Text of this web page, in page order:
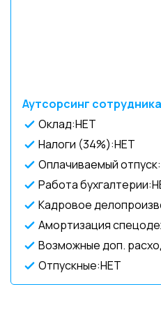
Аутсорсинг
Оклад:НЕТ
Налоги (34%):НЕТ
Оплачиваемый
Работа
Кадровое
Амортизация
Возможные доп.
Отпускные:НЕТ